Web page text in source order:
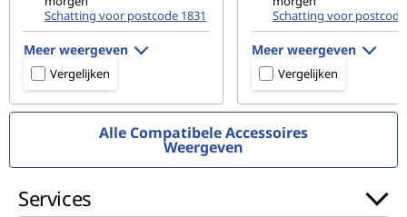
Schatting voor postcode 1831
Meer weergeven
Vergelijken
Schatting voor postcode
Meer weergeven
Vergelijken
Alle Compatibele Accessoires
Weergeven
Services